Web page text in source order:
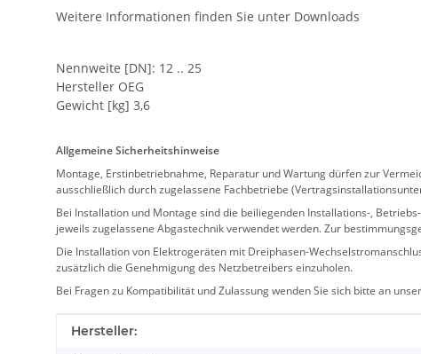
Weitere Informationen finden Sie unter Downloads
Nennweite [DN]: 12 .. 25
Hersteller OEG
Gewicht [kg] 3,6
Allgemeine Sicherheitshinweise
Montage, Erstinbetriebnahme, Reparatur und Wartung dürfen zur
ausschließlich durch zugelassene Fachbetriebe
Bei Installation und Montage sind die beiliegenden Installations-,
jeweils zugelassene Abgastechnik verwendet werden. Zur
Die Installation von Elektrogeräten mit Dreiphasen-
zusätzlich die Genehmigung des Netzbetreibers einzuholen.
Bei Fragen zu Kompatibilität und Zulassung wenden Sie sich bitte an
Produkteigenschaft
Wert
Hersteller: